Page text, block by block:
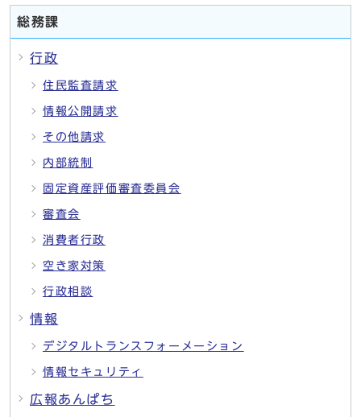
総務課
行政
住民監査請求
情報公開請求
その他請求
内部統制
固定資産評価審査委員会
審査会
消費者行政
空き家対策
行政相談
情報
デジタルトランスフォーメーション
情報セキュリティ
広報あんぱち